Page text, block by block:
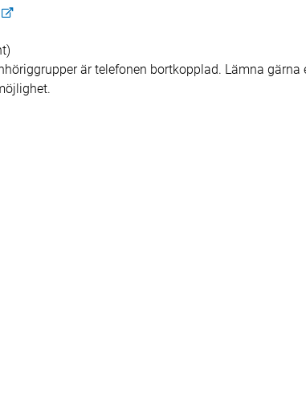
är telefonen bortkopplad. Lämna gärna